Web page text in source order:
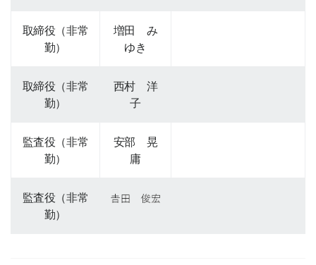
取締役（非常
勤）
増田 み
ゆき
取締役（非常
勤）
西村 洋
子
監査役（非常
勤）
安部 晃
庸
監査役（非常
勤）